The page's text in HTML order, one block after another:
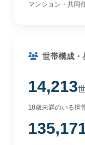
マンション・共同
世帯構成・
14,213
18歳未満のいる世